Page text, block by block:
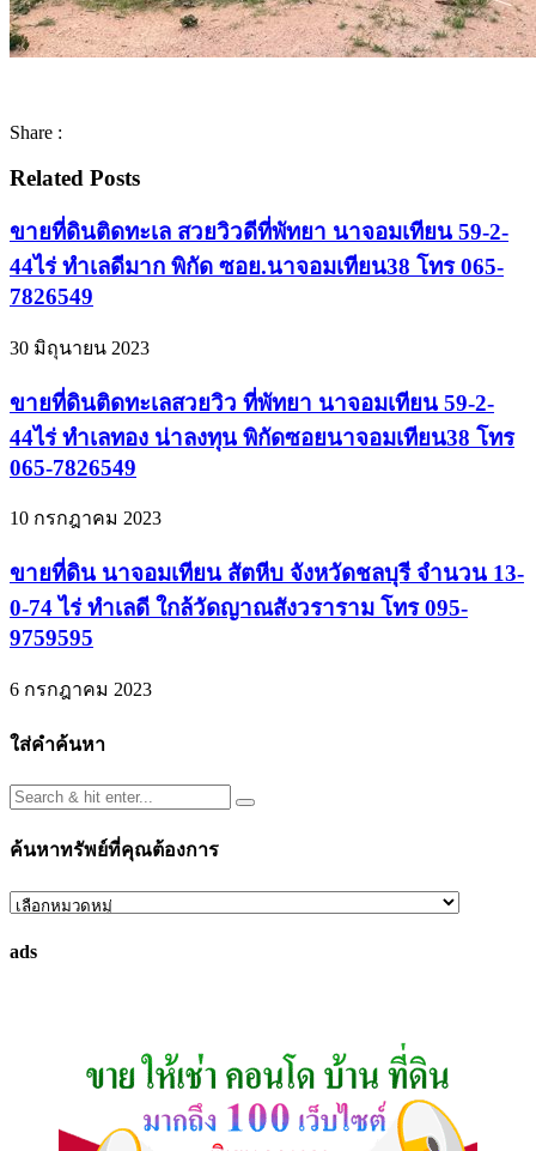
Share :
Related Posts
ขายที่ดินติดทะเล สวยวิวดีที่พัทยา นาจอมเทียน 59-2-
44ไร่ ทำเลดีมาก พิกัด ซอย.นาจอมเทียน38 ‬‭โทร 065-
7826549‬
30 มิถุนายน 2023
ขายที่ดินติดทะเลสวยวิว ที่พัทยา นาจอมเทียน 59-2-
44ไร่ ทำเลทอง น่าลงทุน พิกัดซอยนาจอมเทียน38 โทร
065-7826549
10 กรกฎาคม 2023
ขายที่ดิน นาจอมเทียน สัตหีบ จังหวัดชลบุรี จำนวน 13-
0-74 ไร่ ทำเลดี ใกล้วัดญาณสังวราราม โทร 095-
9759595
6 กรกฎาคม 2023
ใส่คำค้นหา
ค้นหาทรัพย์ที่คุณต้องการ
ค้นหา
ที่
ads